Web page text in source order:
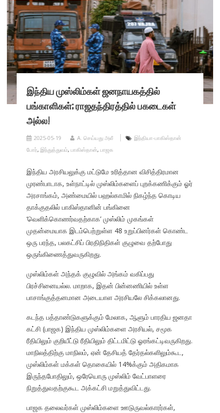
இந்திய முஸ்லிம்கள் ஜனநாயகத்தில்
பங்காளிகள்; ராஜதந்திரத்தில் பகடைகள்
அல்ல!
2025-05-19 A. செய்யது அலீ
இந்தியா-பாகிஸ்தான்
போர், இந்துத்துவம், பாகிஸ்தான், பாஜக
இந்திய அரசியலுக்கு மட்டுமே உரித்தான விசித்திரமான
முரண்பாடாக, உள்நாட்டில் முஸ்லிம்களைப் புறக்கணிக்கும் ஓர்
அரசாங்கம், அண்மையில் பஹல்காமில் நிகழ்ந்த கொடிய
தாக்குதலில் பாகிஸ்தானின் பங்கினை
‘வெளிக்கொணர்வதற்காக’ முஸ்லிம் முகங்கள்
முதன்மையாக இடம்பெற்றுள்ள 48 உறுப்பினர்கள் கொண்ட
ஒரு பரந்த, பலகட்சிப் பிரதிநிதிகள் குழுவை தற்போது
ஒருங்கிணைத்துவருகிறது.
முஸ்லிம்கள் அந்தக் குழுவில் அங்கம் வகிப்பது
பிரச்சினையல்ல. மாறாக, இதன் பின்னணியில் உள்ள
பாசாங்குத்தனமான அடையாள அரசியலே சிக்கலானது.
கடந்த பத்தாண்டுகளுக்கும் மேலாக, ஆளும் பாரதிய ஜனதா
கட்சி (பாஜக) இந்திய முஸ்லிம்களை அரசியல், சமூக
ரீதியிலும் குறியீட்டு ரீதியிலும் திட்டமிட்டு ஓரங்கட்டிவருகிறது.
மாநிலத்திற்கு மாநிலம், ஏன் தேசியத் தேர்தல்களிலும்கூட,
முஸ்லிம்கள் மக்கள் தொகையில் 14%க்கும் அதிகமாக
இருந்தபோதிலும், ஒரேயொரு முஸ்லிம் வேட்பாளரை
நிறுத்துவதற்குகூட அக்கட்சி மறுத்துவிட்டது.
பாஜக தலைவர்கள் முஸ்லிம்களை ஊடுருவல்காரர்கள்,